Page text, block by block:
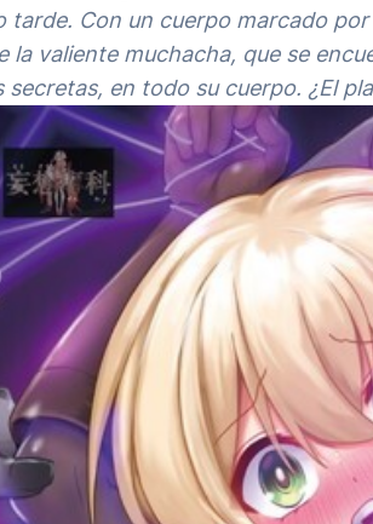
tarde. Con un cuerpo marcado
la valiente muchacha, que se
secretas, en todo su cuerpo. ¿El